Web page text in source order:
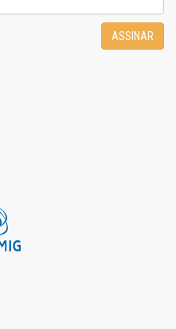
ASSINAR